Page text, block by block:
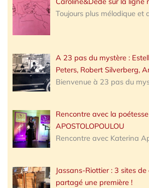
Toujours plus mélodique et
A 23 pas du mystère :
Peters, Robert Silverberg,
Bienvenue à 23 pas du
Rencontre avec la
APOSTOLOPOULOU
Rencontre avec Katerina
Jassans-Riottier : 3 sites
partagé une première !